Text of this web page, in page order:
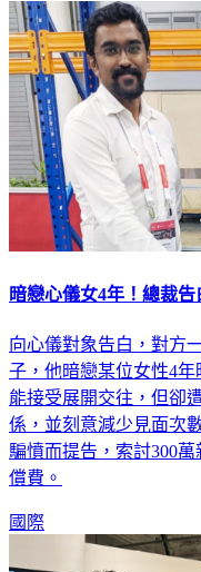
暗戀心儀女4年！總裁
向心儀對象告白，對方
子，他暗戀某位女性4
能接受展開交往，但卻
係，並刻意減少見面次
騙憤而提告，索討300
償費。
國際